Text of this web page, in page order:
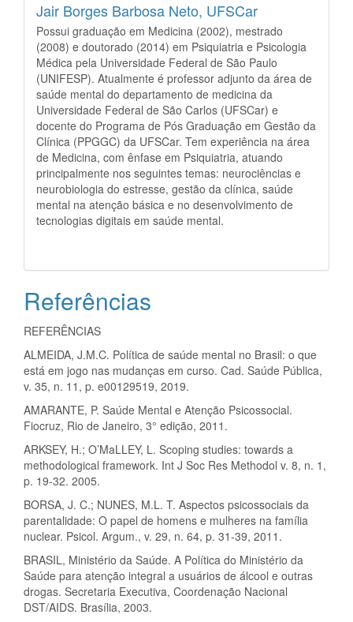
Jair Borges Barbosa Neto, UFSCar
Possui graduação em Medicina (2002), mestrado
(2008) e doutorado (2014) em Psiquiatria e Psicologia
Médica pela Universidade Federal de São Paulo
(UNIFESP). Atualmente é professor adjunto da área de
saúde mental do departamento de medicina da
Universidade Federal de São Carlos (UFSCar) e
docente do Programa de Pós Graduação em Gestão da
Clínica (PPGGC) da UFSCar. Tem experiência na área
de Medicina, com ênfase em Psiquiatria, atuando
principalmente nos seguintes temas: neurociências e
neurobiologia do estresse, gestão da clínica, saúde
mental na atenção básica e no desenvolvimento de
tecnologias digitais em saúde mental.
Referências
REFERÊNCIAS
ALMEIDA, J.M.C. Política de saúde mental no Brasil: o que
está em jogo nas mudanças em curso. Cad. Saúde Pública,
v. 35, n. 11, p. e00129519, 2019.
AMARANTE, P. Saúde Mental e Atenção Psicossocial.
Fiocruz, Rio de Janeiro, 3° edição, 2011.
ARKSEY, H.; O’MaLLEY, L. Scoping studies: towards a
methodological framework. Int J Soc Res Methodol v. 8, n. 1,
p. 19-32. 2005.
BORSA, J. C.; NUNES, M.L. T. Aspectos psicossociais da
parentalidade: O papel de homens e mulheres na família
nuclear. Psicol. Argum., v. 29, n. 64, p. 31-39, 2011.
BRASIL, Ministério da Saúde. A Política do Ministério da
Saúde para atenção integral a usuários de álcool e outras
drogas. Secretaria Executiva, Coordenação Nacional
DST/AIDS. Brasília, 2003.